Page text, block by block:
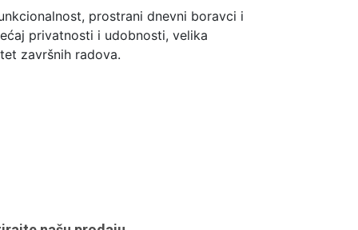
prostrani dnevni boravci i
privatnosti i udobnosti, velika
završnih radova.